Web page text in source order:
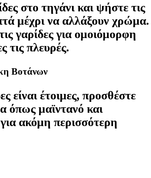
στο τηγάνι και ψήστε τις
μέχρι να αλλάξουν χρώμα.
γαρίδες για ομοιόμορφη
τις πλευρές.
Βοτάνων
είναι έτοιμες, προσθέστε
όπως μαϊντανό και
ακόμη περισσότερη